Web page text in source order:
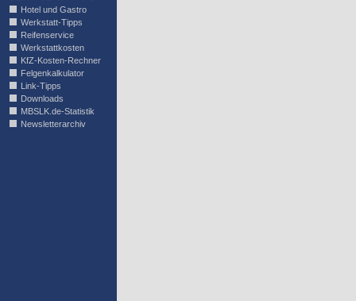
Hotel und Gastro
Werkstatt-Tipps
Reifenservice
Werkstattkosten
KfZ-Kosten-Rechner
Felgenkalkulator
Link-Tipps
Downloads
MBSLK.de-Statistik
Newsletterarchiv